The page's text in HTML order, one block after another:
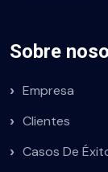
Sobre
Empresa
Clientes
Casos De